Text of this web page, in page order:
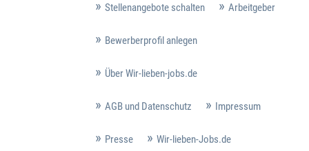
Stellenangebote schalten Arbeitgeber
Bewerberprofil anlegen
Über Wir-lieben-jobs.de
AGB und Datenschutz Impressum
Presse Wir-lieben-Jobs.de